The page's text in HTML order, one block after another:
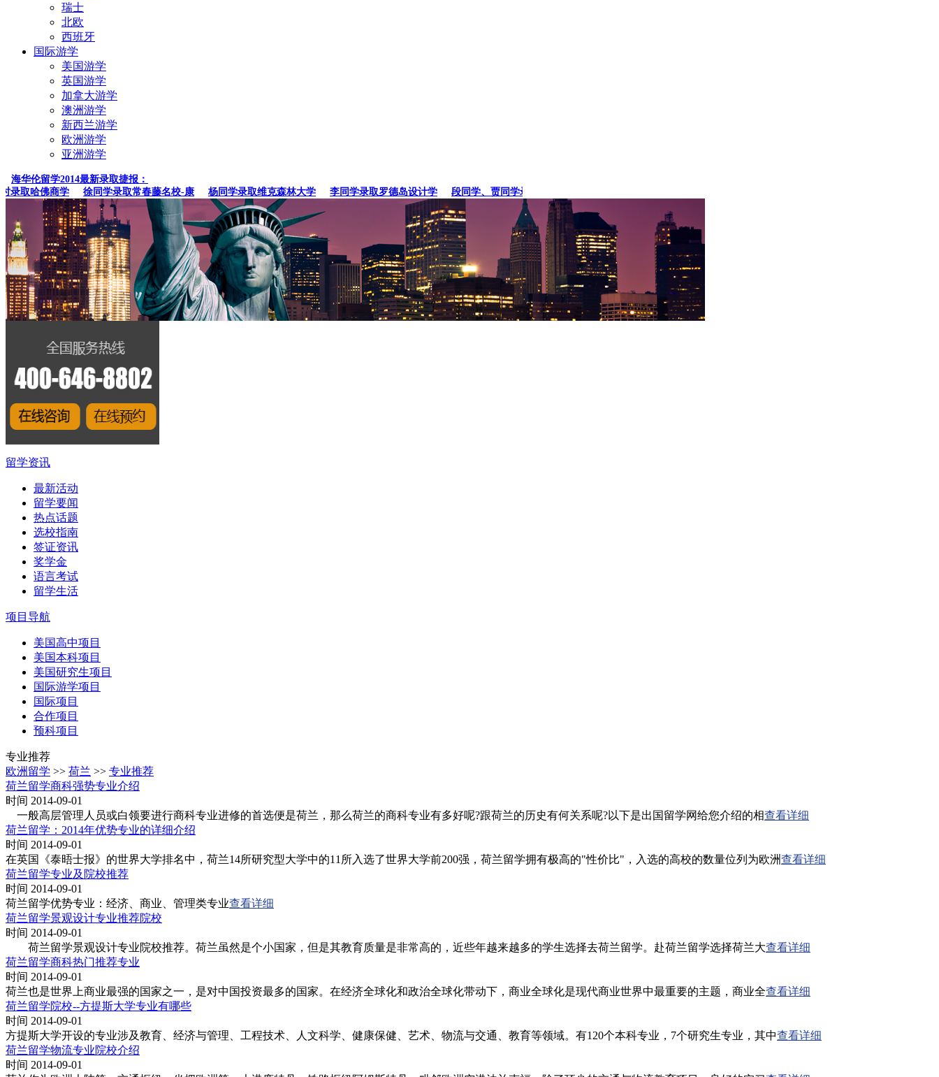
瑞士
北欧
西班牙
国际游学
美国游学
英国游学
加拿大游学
澳洲游学
新西兰游学
欧洲游学
亚洲游学
海华伦留学2014最新录取捷报：
取哈佛商学
徐同学录取常春藤名校-康 杨同学录取维克森林大学 李同学录取罗德岛设计学 段同学、贾同学录取纽约
留学资讯
最新活动
留学要闻
热点话题
选校指南
签证资讯
奖学金
语言考试
留学生活
项目导航
美国高中项目
美国本科项目
美国研究生项目
国际游学项目
国际项目
合作项目
预科项目
专业推荐
欧洲留学 >> 荷兰 >> 专业推荐
荷兰留学商科强势专业介绍
时间 2014-09-01
一般高层管理人员或白领要进行商科专业进修的首选便是荷兰，那么荷兰的商科专业有多好呢?跟荷兰的历史有何关系呢?以下是出国留学网给您介绍的相查看详细
荷兰留学：2014年优势专业的详细介绍
时间 2014-09-01
在英国《泰晤士报》的世界大学排名中，荷兰14所研究型大学中的11所入选了世界大学前200强，荷兰留学拥有极高的"性价比"，入选的高校的数量位列为欧洲查看详细
荷兰留学专业及院校推荐
时间 2014-09-01
荷兰留学优势专业：经济、商业、管理类专业查看详细
荷兰留学景观设计专业推荐院校
时间 2014-09-01
荷兰留学景观设计专业院校推荐。荷兰虽然是个小国家，但是其教育质量是非常高的，近些年越来越多的学生选择去荷兰留学。赴荷兰留学选择荷兰大查看详细
荷兰留学商科热门推荐专业
时间 2014-09-01
荷兰也是世界上商业最强的国家之一，是对中国投资最多的国家。在经济全球化和政治全球化带动下，商业全球化是现代商业世界中最重要的主题，商业全查看详细
荷兰留学院校--方提斯大学专业有哪些
时间 2014-09-01
方提斯大学开设的专业涉及教育、经济与管理、工程技术、人文科学、健康保健、艺术、物流与交通、教育等领域。有120个本科专业，7个研究生专业，其中查看详细
荷兰留学物流专业院校介绍
时间 2014-09-01